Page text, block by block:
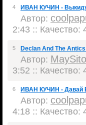
4 ИВАН КУЧИН -
Автор:
2:43 ::
5 Declan And The
Автор:
3:52 ::
6 ИВАН КУЧИН - Давай
Автор:
4:18 ::